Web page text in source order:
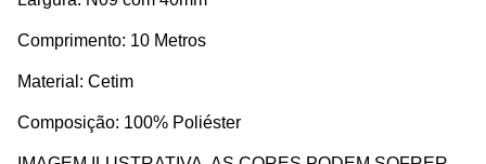
Comprimento: 10 Metros
Material: Cetim
Composição: 100% Poliéster